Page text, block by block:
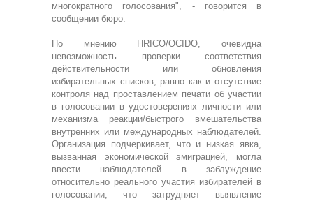
многократного голосования", - говорится в
сообщении бюро.
По мнению HRICO/OCIDO, очевидна
невозможность проверки соответствия
действительности или обновления
избирательных списков, равно как и отсутствие
контроля над проставлением печати об участии
в голосовании в удостоверениях личности или
механизма реакции/быстрого вмешательства
внутренних или международных наблюдателей.
Организация подчеркивает, что и низкая явка,
вызванная экономической эмиграцией, могла
ввести наблюдателей в заблуждение
относительно реального участия избирателей в
голосовании, что затрудняет выявление